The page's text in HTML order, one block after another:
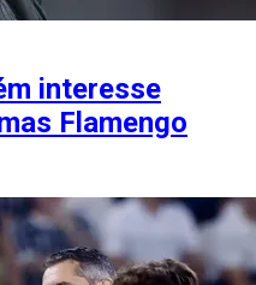
interesse
Flamengo